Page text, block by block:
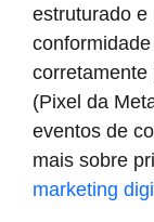
estruturado e
corretamente
(Pixel da
eventos de
mais sobre
marketing